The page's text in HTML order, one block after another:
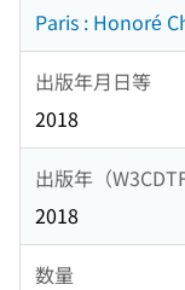
Paris : Honoré
出版年月日等
2018
出版年（W3CDTF
2018
数量